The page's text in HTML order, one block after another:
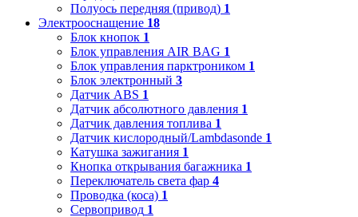
Полуось передняя (привод) 1
Электрооснащение 18
Блок кнопок 1
Блок управления AIR BAG 1
Блок управления парктроником 1
Блок электронный 3
Датчик ABS 1
Датчик абсолютного давления 1
Датчик давления топлива 1
Датчик кислородный/Lambdasonde 1
Катушка зажигания 1
Кнопка открывания багажника 1
Переключатель света фар 4
Проводка (коса) 1
Сервопривод 1